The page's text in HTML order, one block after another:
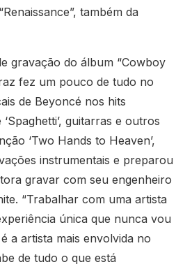
também da
gravação do álbum “Cowboy
fez um pouco de tudo no
de Beyoncé nos hits
‘Spaghetti’, guitarras e outros
‘Two Hands to Heaven’,
instrumentais e preparou
gravar com seu engenheiro
“Trabalhar com uma artista
única que nunca vou
a artista mais envolvida no
de tudo o que está